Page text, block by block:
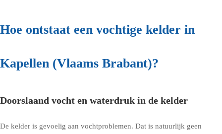
Hoe ontstaat een vochtige kelder in
Kapellen (Vlaams Brabant)?
Doorslaand vocht en waterdruk in de kelder
De kelder is gevoelig aan vochtproblemen. Dat is natuurlijk geen